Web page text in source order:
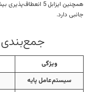
همچنین ایزابل 5
جانبی دارد.
جمع‌بندی
ویژگی
سیستم‌عامل پایه